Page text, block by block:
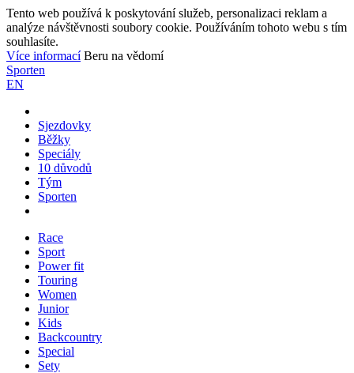
Tento web používá k poskytování služeb, personalizaci reklam a
analýze návštěvnosti soubory cookie. Používáním tohoto webu s tím
souhlasíte.
Více informací Beru na vědomí
Sporten
EN
Sjezdovky
Běžky
Speciály
10 důvodů
Tým
Sporten
Race
Sport
Power fit
Touring
Women
Junior
Kids
Backcountry
Special
Sety